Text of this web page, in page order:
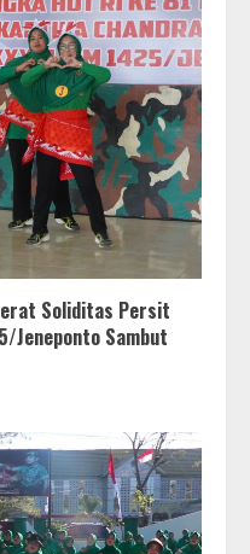
Soliditas Persit
Jeneponto Sambut